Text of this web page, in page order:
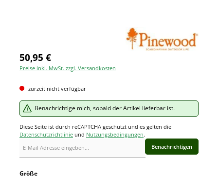
50,95 €
Preise inkl. MwSt. zzgl. Versandkosten
zurzeit nicht verfügbar
Benachrichtige mich, sobald der Artikel lieferbar ist.
Diese Seite ist durch reCAPTCHA geschützt und es gelten die
Datenschutzrichtlinie und Nutzungsbedingungen.
Benachrichtigen
Größeauswählen